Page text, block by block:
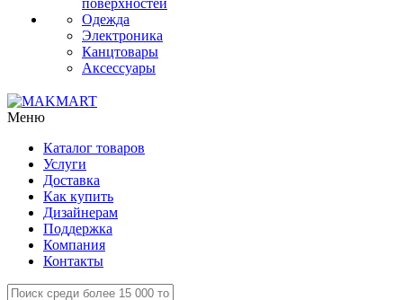
поверхностей
Одежда
Электроника
Канцтовары
Аксессуары
Меню
Каталог товаров
Услуги
Доставка
Как купить
Дизайнерам
Поддержка
Компания
Контакты